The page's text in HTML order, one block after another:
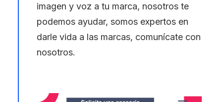
imagen y voz a tu marca, nosotros te
podemos ayudar, somos expertos en
darle vida a las marcas, comunícate con
nosotros.